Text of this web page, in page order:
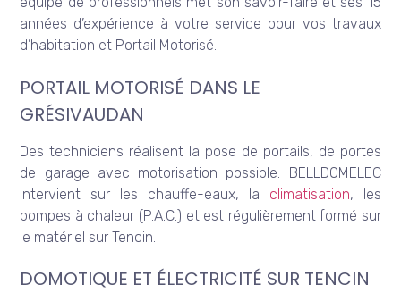
années d’expérience à votre service pour vos travaux
d’habitation et Portail Motorisé.
PORTAIL MOTORISÉ DANS LE
GRÉSIVAUDAN
Des techniciens réalisent la pose de portails, de portes
de garage avec motorisation possible. BELLDOMELEC
intervient sur les chauffe-eaux, la climatisation, les
pompes à chaleur (P.A.C.) et est régulièrement formé sur
le matériel sur Tencin.
DOMOTIQUE ET ÉLECTRICITÉ SUR TENCIN